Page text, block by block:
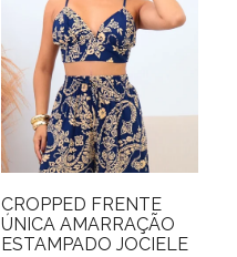
CROPPED FRENTE
ÚNICA AMARRAÇÃO
ESTAMPADO JOCIELE